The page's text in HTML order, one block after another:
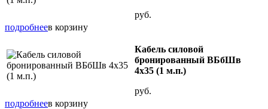
руб.
подробнеев корзину
Кабель силовой
бронированный ВБбШв
4х35 (1 м.п.)
руб.
подробнеев корзину